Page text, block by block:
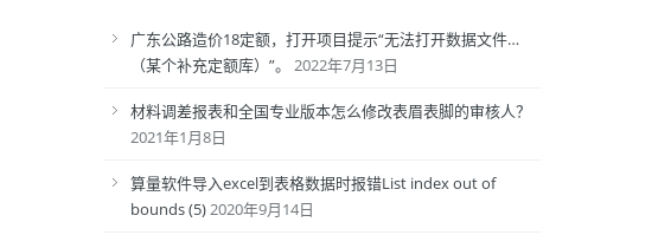
广东公路造价18定额，打开项目提示“无法打开数据文件…
（某个补充定额库）”。
2022年7月13日
材料调差报表和全国专业版本怎么修改表眉表脚的审核人？
2021年1月8日
算量软件导入excel到表格数据时报错List index out of
bounds (5)2020年9月14日